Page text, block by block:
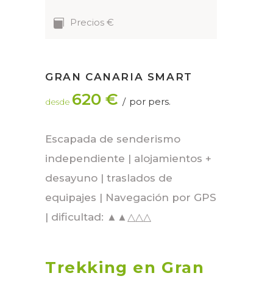
Precios €
GRAN CANARIA SMART
desde 620 € por pers.
Escapada de senderismo
independiente | alojamientos +
desayuno | traslados de
equipajes | Navegación por GPS
| dificultad: ▲▲△△△
Trekking en Gran